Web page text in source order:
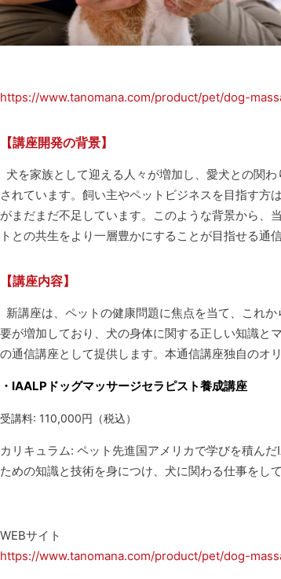
https://www.tanomana.com/product/pet/dog-
【講座開発の背景】
犬を家族として迎える人々が増加し、愛犬との関
されています。飼い主やペットビジネスを目指す方
がまだまだ不足しています。このような背景から、
トとの共生をより一層豊かにすることが目指せる通
【講座内容】
新講座は、ペットの健康問題に焦点を当て、これ
要が増加しており、犬の身体に関する正しい知識と
の通信講座として提供します。本通信講座独自のオ
・IAALPドッグマッサージセラピスト養成講座
受講料: 110,000円（税込）
カリキュラム: ペット先進国アメリカで学びを積ん
ための知識と技術を身につけ、犬に関わる仕事をし
WEBサイト
https://www.tanomana.com/product/pet/dog-